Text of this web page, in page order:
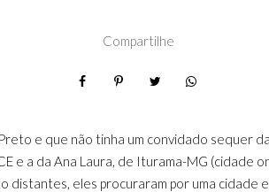
Compartilhe
e que não tinha um convidado sequer
e a da Ana Laura, de Iturama-MG (cidade
distantes, eles procuraram por uma cidade